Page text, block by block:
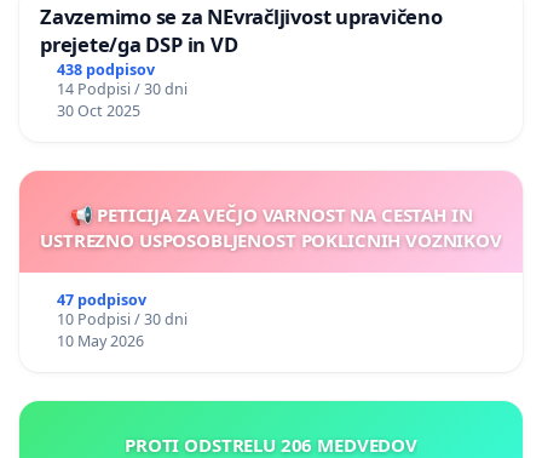
Zavzemimo se za NEvračljivost upravičeno
prejete/ga DSP in VD
438 podpisov
14 Podpisi / 30 dni
30 Oct 2025
📢 PETICIJA ZA VEČJO VARNOST NA CESTAH IN
USTREZNO USPOSOBLJENOST POKLICNIH VOZNIKOV
47 podpisov
10 Podpisi / 30 dni
10 May 2026
PROTI ODSTRELU 206 MEDVEDOV